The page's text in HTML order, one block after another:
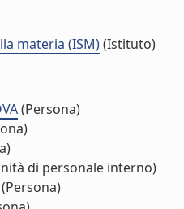
materia (ISM)(Istituto)
(Persona)
di personale interno)
(Persona)